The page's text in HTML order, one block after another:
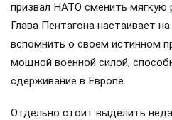
призвал НАТО сменить мягкую
Глава Пентагона настаивает
вспомнить о своем истинном
мощной военной силой,
сдерживание в Европе.
Отдельно стоит выделить